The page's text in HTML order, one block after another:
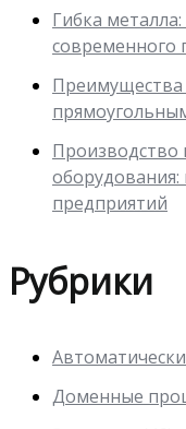
Гибка
современного
Преимущества
Производство
предприятий
Рубрики
Доменные